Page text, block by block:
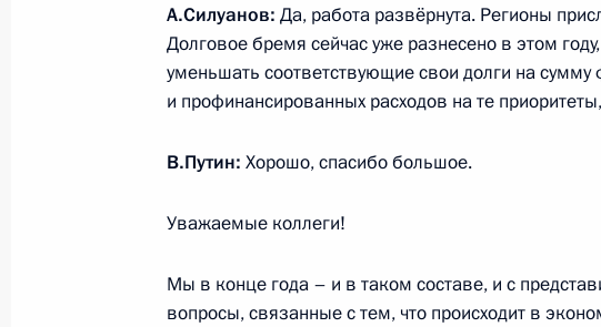
28 февраля 2025 года, 13:45 Москва, Кремль
А.Силуанов: Да, работа развёрнута. Регионы
Долговое бремя сейчас уже разнесено в этом
уменьшать соответствующие свои долги на сумму
и профинансированных расходов на те
В.Путин: Хорошо, спасибо большое.
Уважаемые коллеги!
Мы в конце года – и в таком составе, и с
вопросы, связанные с тем, что происходит в